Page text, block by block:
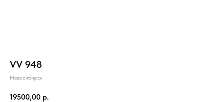
VV 948
Новосибирск
19500,00 р.